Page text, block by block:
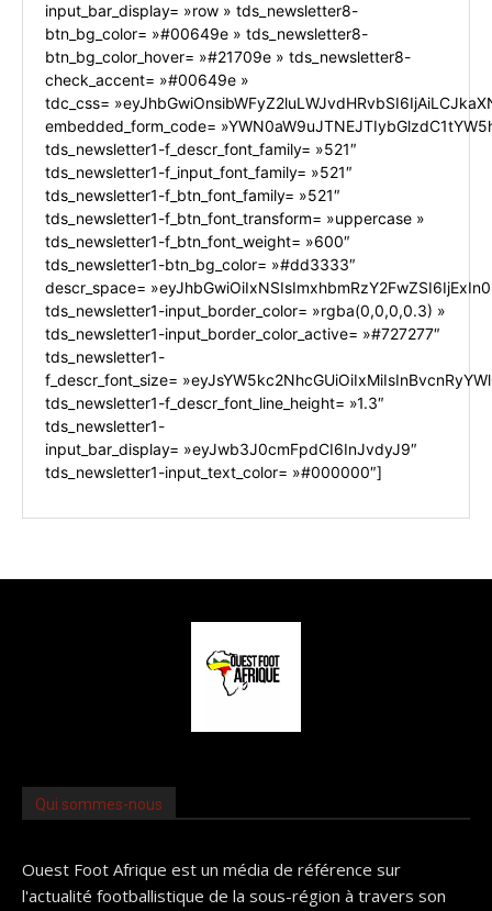
input_bar_display= »row » tds_newsletter8-
btn_bg_color= »#00649e » tds_newsletter8-
btn_bg_color_hover= »#21709e » tds_newsletter8-
check_accent= »#00649e »
tdc_css=
embedded_form_code=
tds_newsletter1-f_descr_font_family= »521″
tds_newsletter1-f_input_font_family= »521″
tds_newsletter1-f_btn_font_family= »521″
tds_newsletter1-f_btn_font_transform= »uppercase »
tds_newsletter1-f_btn_font_weight= »600″
tds_newsletter1-btn_bg_color= »#dd3333″
descr_space=
tds_newsletter1-input_border_color= »rgba(0,0,0,0.3) »
tds_newsletter1-input_border_color_active= »#727277″
tds_newsletter1-
f_descr_font_size=
tds_newsletter1-f_descr_font_line_height= »1.3″
tds_newsletter1-
input_bar_display= »eyJwb3J0cmFpdCI6InJvdyJ9″
tds_newsletter1-input_text_color= »#000000″]
Qui sommes-nous
Ouest Foot Afrique est un média de référence sur
l'actualité footballistique de la sous-région à travers son